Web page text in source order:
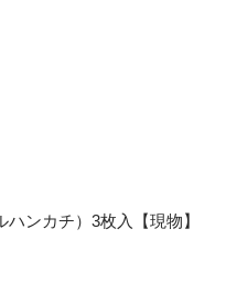
ンカチ）3枚入【現物】